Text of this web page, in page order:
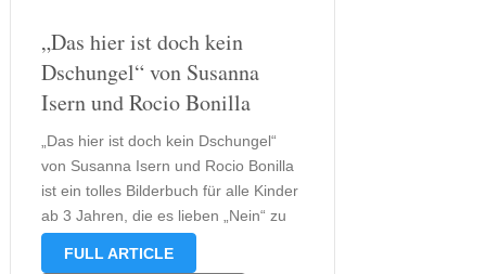
„Das hier ist doch kein
Dschungel“ von Susanna
Isern und Rocio Bonilla
„Das hier ist doch kein Dschungel“
von Susanna Isern und Rocio Bonilla
ist ein tolles Bilderbuch für alle Kinder
ab 3 Jahren, die es lieben „Nein“ zu
sagen. Paula, die Protagonistin dieses
FULL ARTICLE